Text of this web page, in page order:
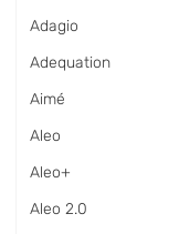
Adagio
Adequation
Aimé
Aleo
Aleo+
Aleo 2.0